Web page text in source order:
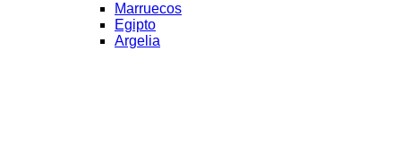
Marruecos
Egipto
Argelia